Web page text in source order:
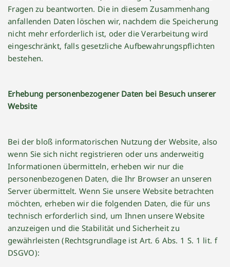
Fragen zu beantworten. Die in diesem Zusammenhang
anfallenden Daten löschen wir, nachdem die Speicherung
nicht mehr erforderlich ist, oder die Verarbeitung wird
eingeschränkt, falls gesetzliche Aufbewahrungspflichten
bestehen.
Erhebung personenbezogener Daten bei Besuch unserer
Website
Bei der bloß informatorischen Nutzung der Website, also
wenn Sie sich nicht registrieren oder uns anderweitig
Informationen übermitteln, erheben wir nur die
personenbezogenen Daten, die Ihr Browser an unseren
Server übermittelt. Wenn Sie unsere Website betrachten
möchten, erheben wir die folgenden Daten, die für uns
technisch erforderlich sind, um Ihnen unsere Website
anzuzeigen und die Stabilität und Sicherheit zu
gewährleisten (Rechtsgrundlage ist Art. 6 Abs. 1 S. 1 lit. f
DSGVO):